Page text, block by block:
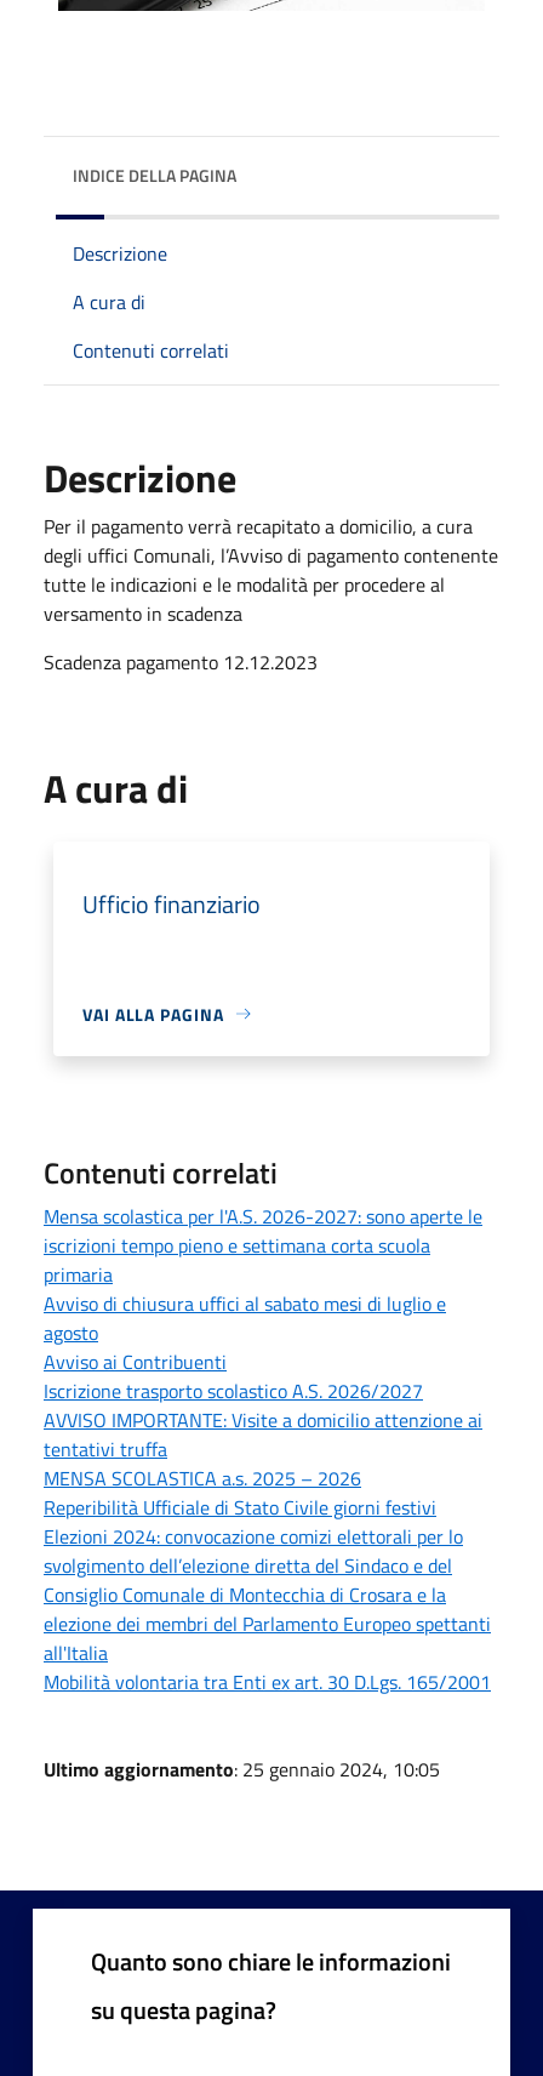
INDICE DELLA PAGINA
Descrizione
A cura di
Contenuti correlati
Descrizione
Per il pagamento verrà recapitato a domicilio, a cura
degli uffici Comunali, l’Avviso di pagamento contenente
tutte le indicazioni e le modalità per procedere al
versamento in scadenza
Scadenza pagamento 12.12.2023
A cura di
Ufficio finanziario
VAI ALLA PAGINA
Contenuti correlati
Mensa scolastica per l'A.S. 2026-2027: sono aperte le
iscrizioni tempo pieno e settimana corta scuola
primaria
Avviso di chiusura uffici al sabato mesi di luglio e
agosto
Avviso ai Contribuenti
Iscrizione trasporto scolastico A.S. 2026/2027
AVVISO IMPORTANTE: Visite a domicilio attenzione ai
tentativi truffa
MENSA SCOLASTICA a.s. 2025 – 2026
Reperibilità Ufficiale di Stato Civile giorni festivi
Elezioni 2024: convocazione comizi elettorali per lo
svolgimento dell’elezione diretta del Sindaco e del
Consiglio Comunale di Montecchia di Crosara e la
elezione dei membri del Parlamento Europeo spettanti
all'Italia
Mobilità volontaria tra Enti ex art. 30 D.Lgs. 165/2001
Ultimo aggiornamento: 25 gennaio 2024, 10:05
Quanto sono chiare le informazioni
su questa pagina?